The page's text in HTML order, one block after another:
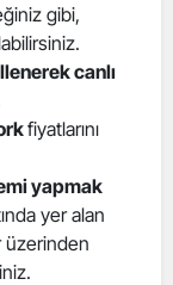
gibi,
canlı
fiyatlarını
yapmak
yer alan
üzerinden